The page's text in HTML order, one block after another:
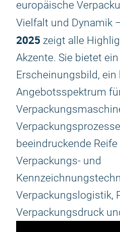
europäische
Vielfalt und Dynamik
2025 zeigt alle
Akzente. Sie bietet
Erscheinungsbild, ein
Angebotsspektrum
beeindruckende
Verpackungs- und
Verpackungslogistik,
Verpackungsdruck